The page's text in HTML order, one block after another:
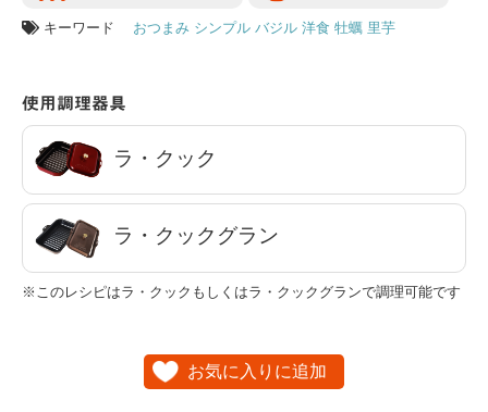
キーワード おつまみ シンプル バジル 洋食 牡蠣 里芋
使用調理器具
ラ・クック
ラ・クックグラン
※このレシピはラ・クックもしくはラ・クックグランで調理可能です
お気に入りに追加